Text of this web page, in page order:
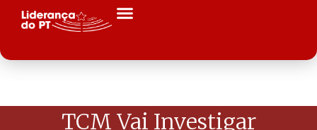
TCM Vai Investigar